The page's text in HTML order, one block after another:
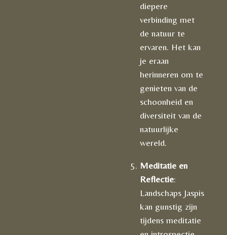
diepere
verbinding met
de natuur te
ervaren. Het kan
je eraan
herinneren om te
genieten van de
schoonheid en
diversiteit van de
natuurlijke
wereld.
Meditatie en
Reflectie:
Landschaps Jaspis
kan gunstig zijn
tijdens meditatie